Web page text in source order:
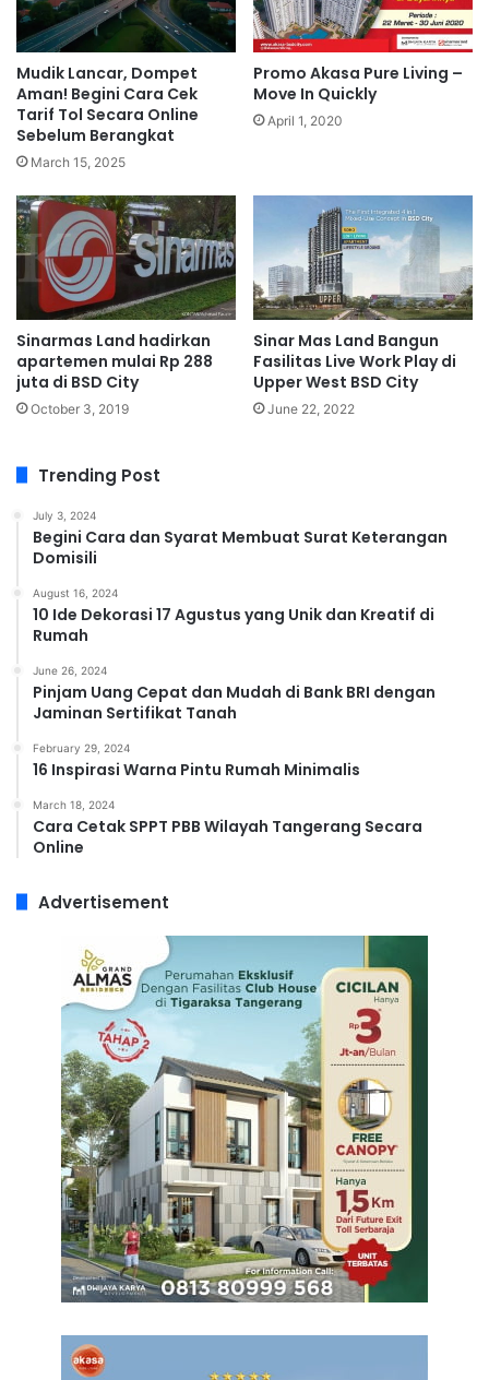
Mudik Lancar, Dompet
Aman! Begini Cara Cek
Tarif Tol Secara Online
Sebelum Berangkat
March 15, 2025
Promo Akasa Pure Living –
Move In Quickly
April 1, 2020
Sinarmas Land hadirkan
apartemen mulai Rp 288
juta di BSD City
October 3, 2019
Sinar Mas Land Bangun
Fasilitas Live Work Play di
Upper West BSD City
June 22, 2022
Trending Post
July 3, 2024
Begini Cara dan Syarat Membuat Surat Keterangan
Domisili
August 16, 2024
10 Ide Dekorasi 17 Agustus yang Unik dan Kreatif di
Rumah
June 26, 2024
Pinjam Uang Cepat dan Mudah di Bank BRI dengan
Jaminan Sertifikat Tanah
February 29, 2024
16 Inspirasi Warna Pintu Rumah Minimalis
March 18, 2024
Cara Cetak SPPT PBB Wilayah Tangerang Secara
Online
Advertisement